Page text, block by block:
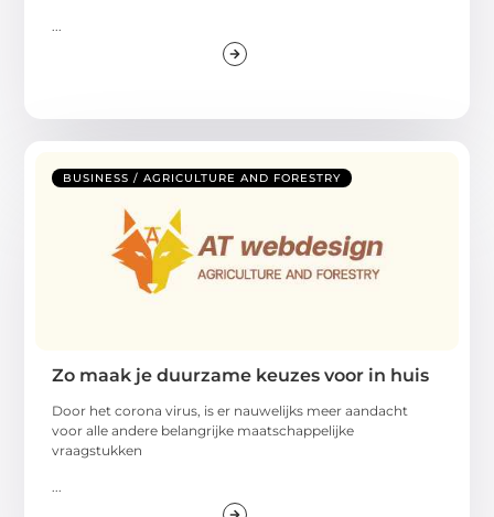
BUSINESS / AGRICULTURE AND FORESTRY
Zo maak je duurzame keuzes voor in huis
Door het corona virus, is er nauwelijks meer aandacht
voor alle andere belangrijke maatschappelijke
vraagstukken